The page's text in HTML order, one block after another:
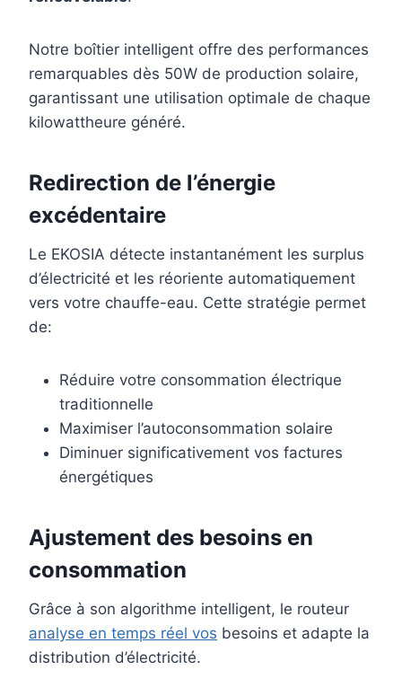
Notre boîtier intelligent offre des performances
remarquables dès 50W de production solaire,
garantissant une utilisation optimale de chaque
kilowattheure généré.
Redirection de l’énergie
excédentaire
Le EKOSIA détecte instantanément les surplus
d’électricité et les réoriente automatiquement
vers votre chauffe-eau. Cette stratégie permet
de:
Réduire votre consommation électrique
traditionnelle
Maximiser l’autoconsommation solaire
Diminuer significativement vos factures
énergétiques
Ajustement des besoins en
consommation
Grâce à son algorithme intelligent, le routeur
analyse en temps réel vos besoins et adapte la
distribution d’électricité.